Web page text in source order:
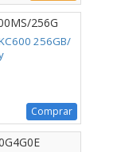
256G
256GB/
Comprar